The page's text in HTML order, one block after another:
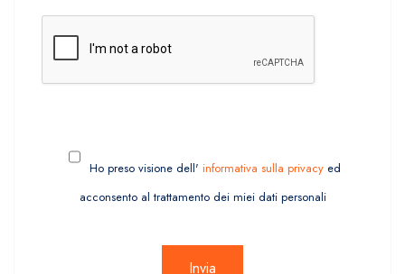
Ho preso visione dell' informativa sulla privacy ed
acconsento al trattamento dei miei dati personali